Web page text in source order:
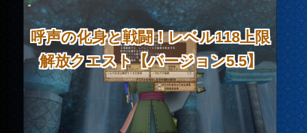
呼声の化身と戦闘！レベル118上限
解放クエスト【バージョン5.5】